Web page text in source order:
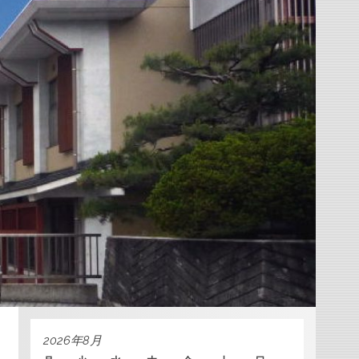
2026年8月